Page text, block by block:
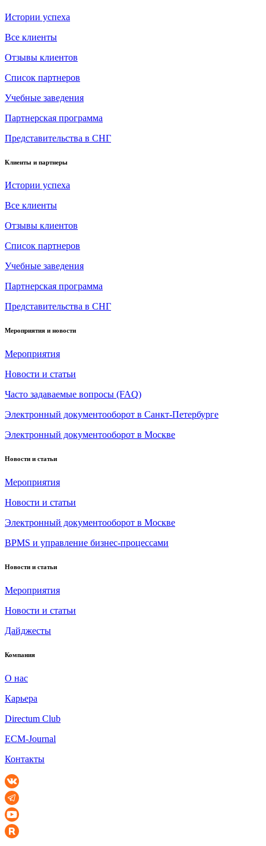
Истории успеха
Все клиенты
Отзывы клиентов
Список партнеров
Учебные заведения
Партнерская программа
Представительства в СНГ
Клиенты и партнеры
Истории успеха
Все клиенты
Отзывы клиентов
Список партнеров
Учебные заведения
Партнерская программа
Представительства в СНГ
Мероприятия и новости
Мероприятия
Новости и статьи
Часто задаваемые вопросы (FAQ)
Электронный документооборот в Санкт-Петербурге
Электронный документооборот в Москве
Новости и статьи
Мероприятия
Новости и статьи
Электронный документооборот в Москве
BPMS и управление бизнес-процессами
Новости и статьи
Мероприятия
Новости и статьи
Дайджесты
Компания
О нас
Карьера
Directum Club
ECM-Journal
Контакты